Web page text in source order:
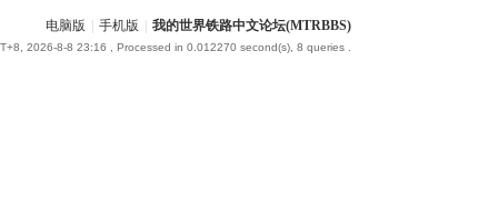
电脑版 手机版 我的世界铁路中文论坛(MTRBBS)
2026-8-8 23:16 , Processed in 0.012270 second(s), 8 queries .